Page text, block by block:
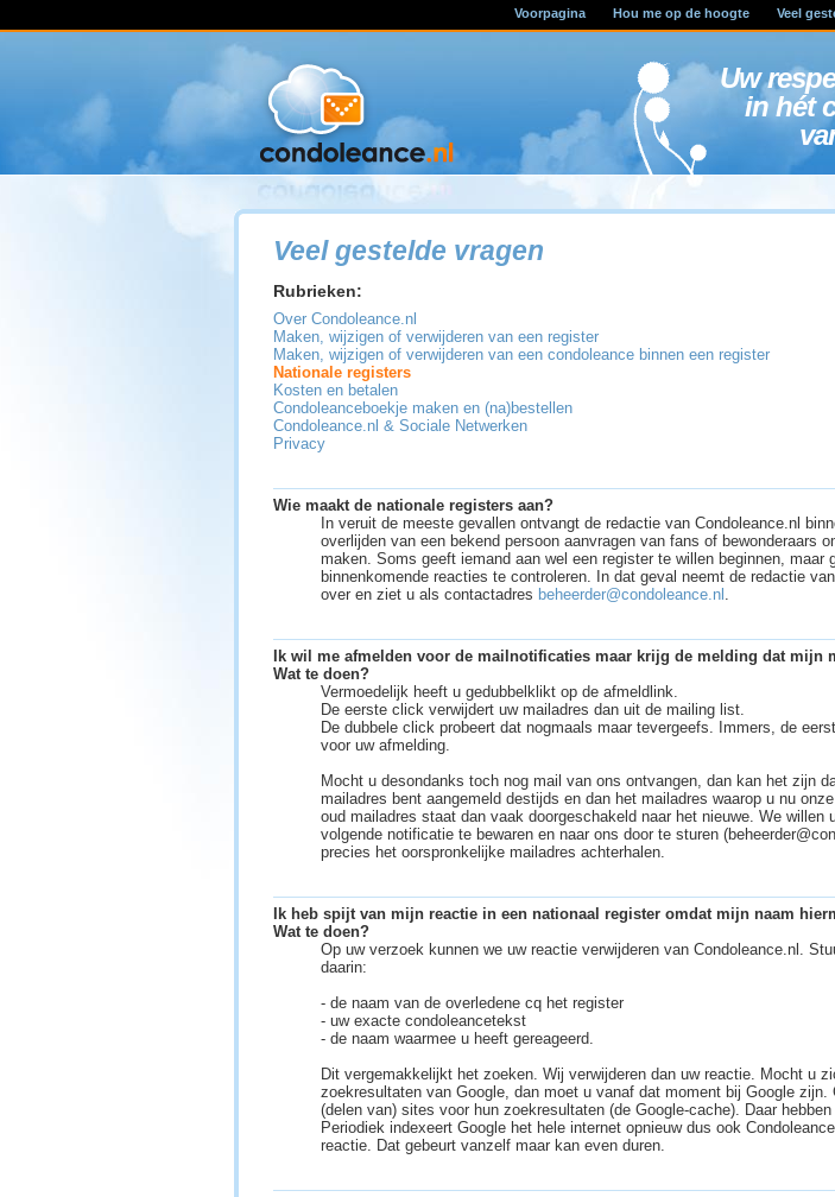
Voorpagina Hou me op de hoogte Veel
Uw
in hét
Veel gestelde vragen
Rubrieken:
Over Condoleance.nl
Maken, wijzigen of verwijderen van een register
Maken, wijzigen of verwijderen van een condoleance binnen een register
Nationale registers
Kosten en betalen
Condoleanceboekje maken en (na)bestellen
Condoleance.nl & Sociale Netwerken
Privacy
Wie maakt de nationale registers aan?
In veruit de meeste gevallen ontvangt de redactie van Condoleance.nl
overlijden van een bekend persoon aanvragen van fans of bewonderaars
maken. Soms geeft iemand aan wel een register te willen beginnen, maar
binnenkomende reacties te controleren. In dat geval neemt de redactie
over en ziet u als contactadres beheerder@condoleance.nl .
Ik wil me afmelden voor de mailnotificaties maar krijg de melding dat mijn
Wat te doen?
Vermoedelijk heeft u gedubbelklikt op de afmeldlink.
De eerste click verwijdert uw mailadres dan uit de mailing list.
De dubbele click probeert dat nogmaals maar tevergeefs. Immers, de
voor uw afmelding.
Mocht u desondanks toch nog mail van ons ontvangen, dan kan het zijn
mailadres bent aangemeld destijds en dan het mailadres waarop u nu
oud mailadres staat dan vaak doorgeschakeld naar het nieuwe. We willen
volgende notificatie te bewaren en naar ons door te sturen
precies het oorspronkelijke mailadres achterhalen.
Ik heb spijt van mijn reactie in een nationaal register omdat mijn naam
Wat te doen?
Op uw verzoek kunnen we uw reactie verwijderen van Condoleance.nl.
daarin:
- de naam van de overledene cq het register
- uw exacte condoleancetekst
- de naam waarmee u heeft gereageerd.
Dit vergemakkelijkt het zoeken. Wij verwijderen dan uw reactie. Mocht u
zoekresultaten van Google, dan moet u vanaf dat moment bij Google
(delen van) sites voor hun zoekresultaten (de Google-cache). Daar
Periodiek indexeert Google het hele internet opnieuw dus ook
reactie. Dat gebeurt vanzelf maar kan even duren.